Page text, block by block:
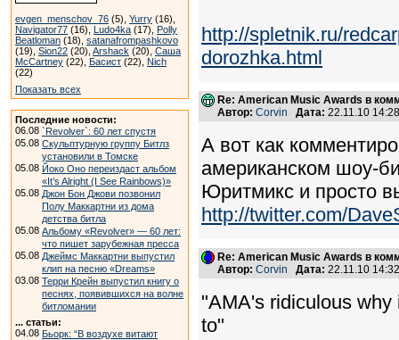
evgen_menschov_76 (5), Yurry (16),
Navigator77 (16), Ludo4ka (17), Polly
Beatloman (18), satanafrompashkovo
(19), Sion22 (20), Arshack (20), Саша
McCartney (22), Басист (22), Nich
(22)
Показать всех
Последние новости:
06.08 `Revolver`: 60 лет спустя
05.08 Скульптурную группу Битлз
установили в Томске
05.08 Йоко Оно переиздаст альбом
«It’s Alright (I See Rainbows)»
05.08 Джон Бон Джови позвонил
Полу Маккартни из дома
детства битла
05.08 Альбому «Revolver» — 60 лет:
что пишет зарубежная пресса
05.08 Джеймс Маккартни выпустил
клип на песню «Dreams»
03.08 Терри Крейн выпустил книгу о
песнях, появившихся на волне
битломании
... статьи:
04.08 Бьорк: “В воздухе витают
http://spletnik.ru/
dorozhka.html
Re: American Music Awards в
Автор: Corvin Дата: 22.11.10
А вот как
американском шоу-
Юритмикс и просто
http://twitter.com/
Re: American Music Awards в
Автор: Corvin Дата: 22.11.10
"AMA's ridiculous
to"